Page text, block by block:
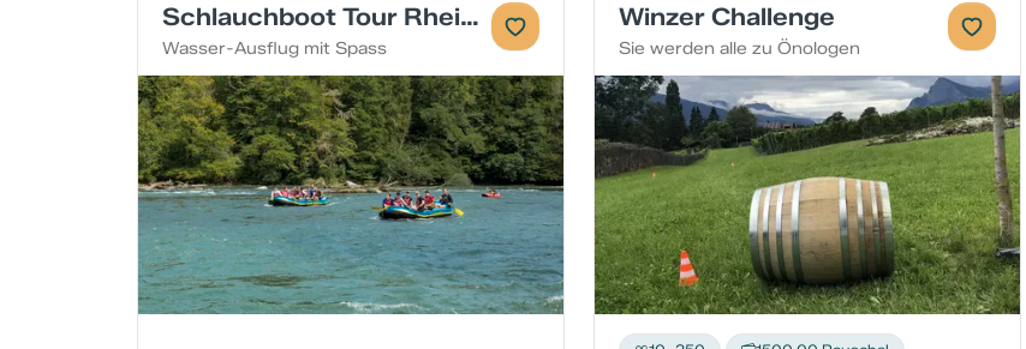
Schlauchboot Tour Rhein Schaffhausen
Wasser-Ausflug mit Spass
Winzer Challenge
Sie werden alle zu Önologen